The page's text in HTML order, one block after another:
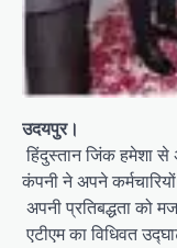
उदयपुर।
हिंदुस्तान जिंक हमेशा
कंपनी ने अपने
अपनी प्रतिबद्धता को
एटीएम का विधिवत